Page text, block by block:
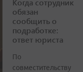
обязан
сообщить о
подработке:
ответ юриста
По
совместительству